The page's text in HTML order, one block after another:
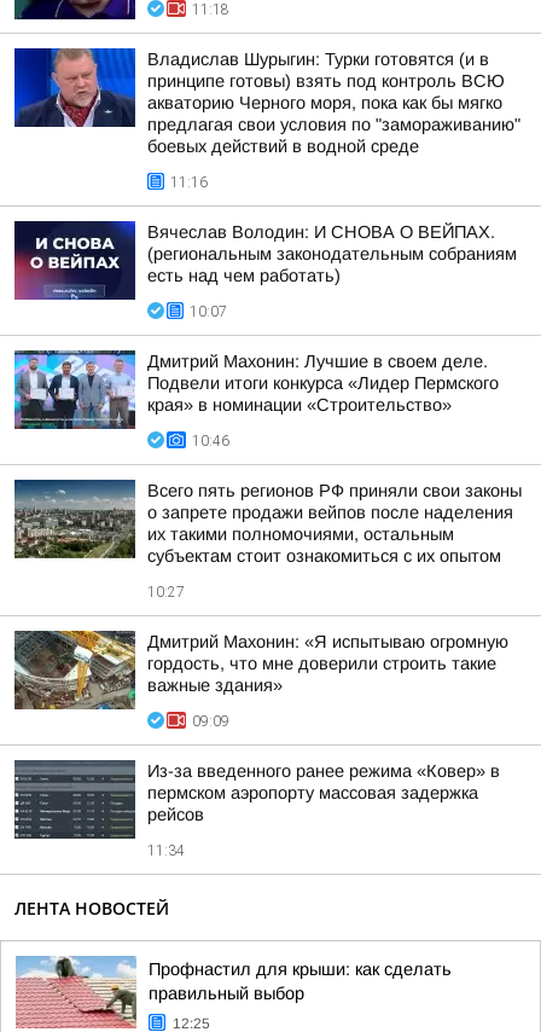
11:18
Владислав Шурыгин: Турки готовятся (и в
принципе готовы) взять под контроль ВСЮ
акваторию Черного моря, пока как бы мягко
предлагая свои условия по "замораживанию"
боевых действий в водной среде
11:16
Вячеслав Володин: И СНОВА О ВЕЙПАХ.
(региональным законодательным собраниям
есть над чем работать)
10:07
Дмитрий Махонин: Лучшие в своем деле.
Подвели итоги конкурса «Лидер Пермского
края» в номинации «Строительство»
10:46
Всего пять регионов РФ приняли свои законы
о запрете продажи вейпов после наделения
их такими полномочиями, остальным
субъектам стоит ознакомиться с их опытом
10:27
Дмитрий Махонин: «Я испытываю огромную
гордость, что мне доверили строить такие
важные здания»
09:09
Из-за введенного ранее режима «Ковер» в
пермском аэропорту массовая задержка
рейсов
11:34
ЛЕНТА НОВОСТЕЙ
Профнастил для крыши: как сделать
правильный выбор
12:25